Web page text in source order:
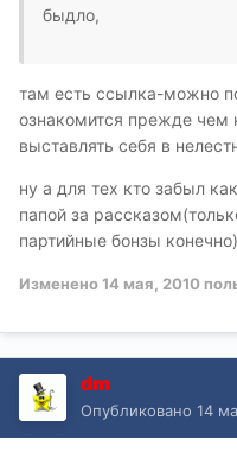
быдло,
там есть ссылка-можно
ознакомится прежде чем
выставлять себя в
ну а для тех кто забыл
папой за
партийные бонзы конечно)
Изменено14 мая, 2010
dm
Опубликовано 14